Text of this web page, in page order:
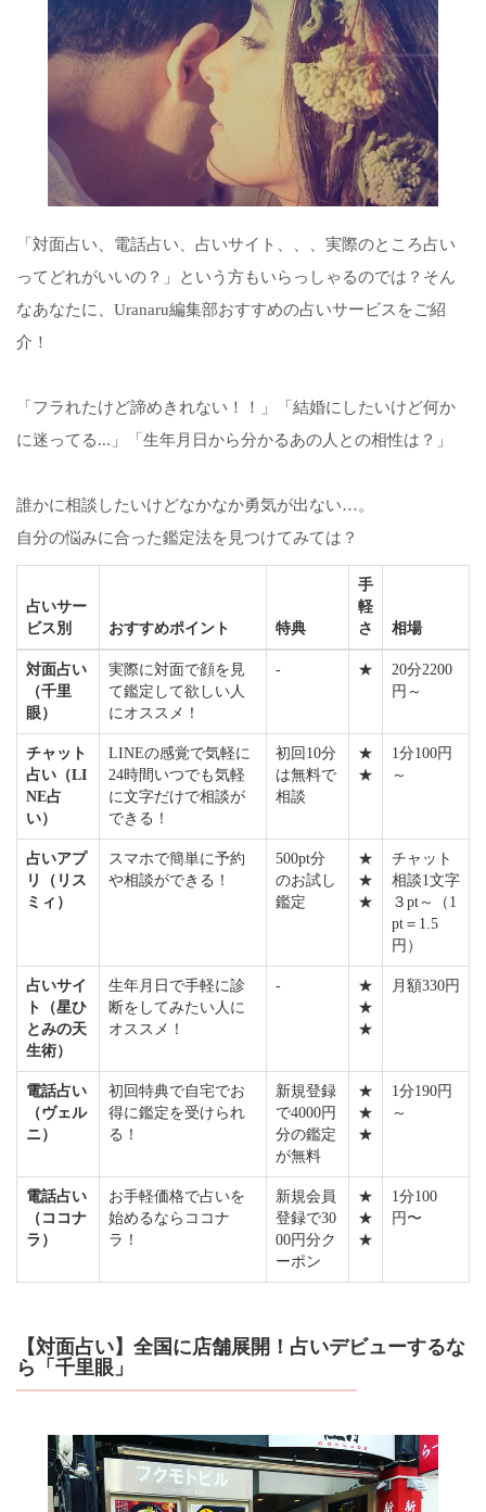
「対面占い、電話占い、占いサイト、、、実際のところ占い
ってどれがいいの？」という方もいらっしゃるのでは？そん
なあなたに、Uranaru編集部おすすめの占いサービスをご紹
介！
「フラれたけど諦めきれない！！」「結婚にしたいけど何か
に迷ってる...」「生年月日から分かるあの人との相性は？」
誰かに相談したいけどなかなか勇気が出ない…。
自分の悩みに合った鑑定法を見つけてみては？
占いサー
ビス別
おすすめポイント 特典
手
軽
さ
相場
対面占い
（千里
眼）
実際に対面で顔を見
て鑑定して欲しい人
にオススメ！
- ★
20分2200
円～
チャット
占い（LI
NE占
い）
LINEの感覚で気軽に
24時間いつでも気軽
に文字だけで相談が
できる！
初回10分
は無料で
相談
★
★
1分100円
～
占いアプ
リ（リス
ミィ）
スマホで簡単に予約
や相談ができる！
500pt分
のお試し
鑑定
★
★
★
チャット
相談1文字
３pt～（1
pt＝1.5
円）
占いサイ
ト（星ひ
とみの天
生術）
生年月日で手軽に診
断をしてみたい人に
オススメ！
-
★
★
★
月額330円
電話占い
（ヴェル
ニ）
初回特典で自宅でお
得に鑑定を受けられ
る！
新規登録
で4000円
分の鑑定
が無料
★
★
★
1分190円
～
電話占い
（ココナ
ラ）
お手軽価格で占いを
始めるならココナ
ラ！
新規会員
登録で30
00円分ク
ーポン
★
★
★
1分100
円〜
【対面占い】全国に店舗展開！占いデビューするな
ら「千里眼」